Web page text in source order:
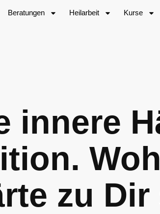
Beratungen Heilarbeit Kurse
innere
zu